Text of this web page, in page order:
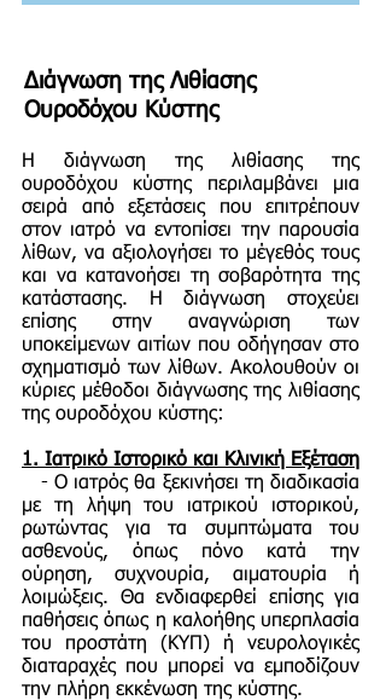
Διάγνωση της Λιθίασης
Ουροδόχου Κύστης
Η διάγνωση της λιθίασης της
ουροδόχου κύστης περιλαμβάνει μια
σειρά από εξετάσεις που επιτρέπουν
στον ιατρό να εντοπίσει την παρουσία
λίθων, να αξιολογήσει το μέγεθός τους
και να κατανοήσει τη σοβαρότητα της
κατάστασης. Η διάγνωση στοχεύει
επίσης στην αναγνώριση των
υποκείμενων αιτίων που οδήγησαν στο
σχηματισμό των λίθων. Ακολουθούν οι
κύριες μέθοδοι διάγνωσης της λιθίασης
της ουροδόχου κύστης:
1. Ιατρικό Ιστορικό και Κλινική Εξέταση
- Ο ιατρός θα ξεκινήσει τη διαδικασία
με τη λήψη του ιατρικού ιστορικού,
ρωτώντας για τα συμπτώματα του
ασθενούς, όπως πόνο κατά την
ούρηση, συχνουρία, αιματουρία ή
λοιμώξεις. Θα ενδιαφερθεί επίσης για
παθήσεις όπως η καλοήθης υπερπλασία
του προστάτη (ΚΥΠ) ή νευρολογικές
διαταραχές που μπορεί να εμποδίζουν
την πλήρη εκκένωση της κύστης.